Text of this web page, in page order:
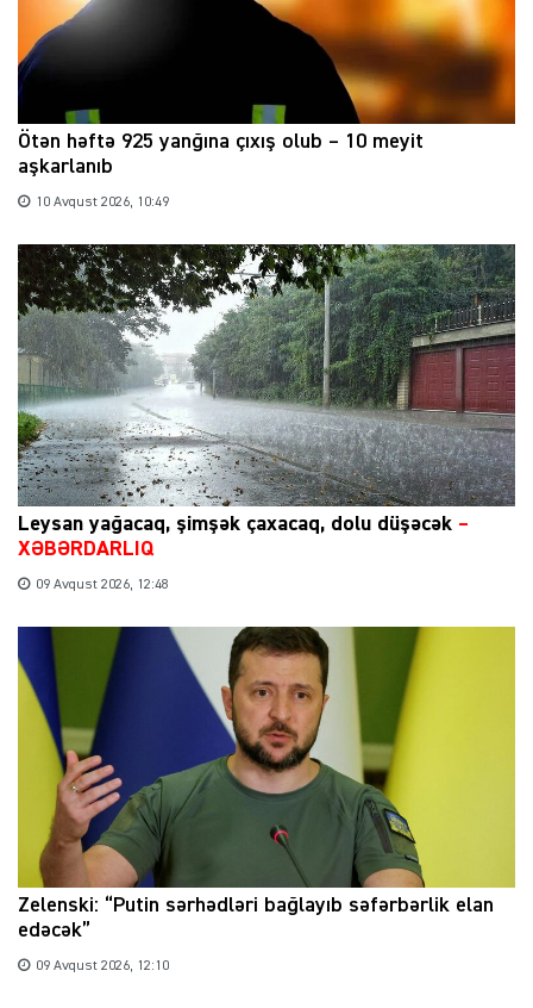
Ötən həftə 925 yanğına çıxış olub – 10 meyit
aşkarlanıb
10 Avqust 2026, 10:49
Leysan yağacaq, şimşək çaxacaq, dolu düşəcək –
XƏBƏRDARLIQ
09 Avqust 2026, 12:48
Zelenski: “Putin sərhədləri bağlayıb səfərbərlik elan
edəcək”
09 Avqust 2026, 12:10